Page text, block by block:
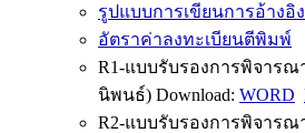
รูปแบบการเขียนการอ้างอิง
อัตราค่าลงทะเบียนตีพิมพ์
R1-แบบรับรองการพิจาร
นิพนธ์) Download: WORD
R2-แบบรับรองการพิจาร